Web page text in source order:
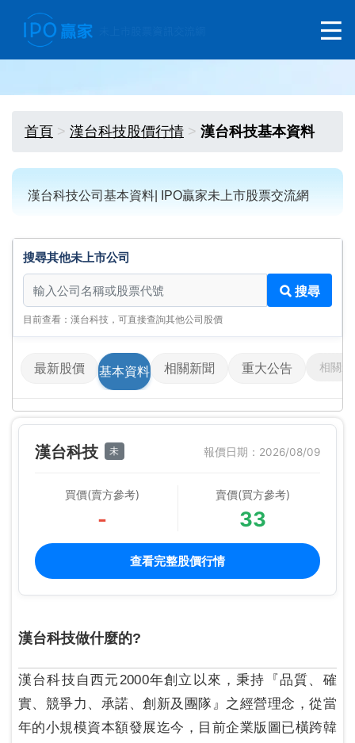
首頁 漢台科技股價行情 漢台科技基本資料
漢台科技公司基本資料| IPO贏家未上市股票交流網
搜尋其他未上市公司
搜尋其他未上市公司
搜尋
目前查看：漢台科技，可直接查詢其他公司股價
最新股價 基本資料 相關新聞 重大公告 相關影
漢台科技 未 報價日期：2026/08/09
買價(賣方參考)
-
賣價(買方參考)
33
查看完整股價行情
漢台科技做什麼的?
漢台科技自西元2000年創立以來，秉持『品質、確
實、競爭力、承諾、創新及團隊』之經營理念，從當
年的小規模資本額發展迄今，目前企業版圖已橫跨韓